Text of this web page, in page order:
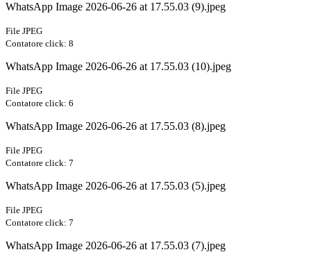
WhatsApp Image 2026-06-26 at 17.55.03 (9).jpeg
File JPEG
Contatore click: 8
WhatsApp Image 2026-06-26 at 17.55.03 (10).jpeg
File JPEG
Contatore click: 6
WhatsApp Image 2026-06-26 at 17.55.03 (8).jpeg
File JPEG
Contatore click: 7
WhatsApp Image 2026-06-26 at 17.55.03 (5).jpeg
File JPEG
Contatore click: 7
WhatsApp Image 2026-06-26 at 17.55.03 (7).jpeg